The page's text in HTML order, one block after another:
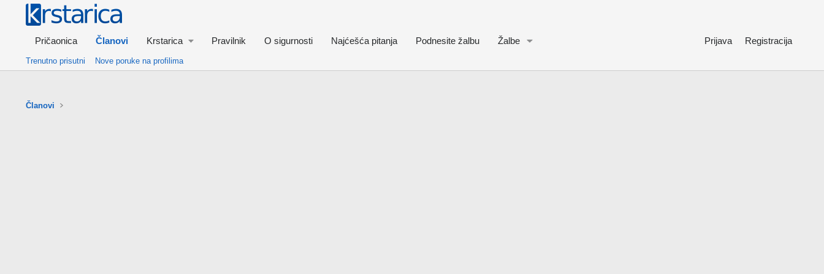
Pričaonica Članovi Krstarica Pravilnik O sigurnosti Najćešća pitanja Podnesite žalbu Žalbe Prijava Registracija
Trenutno prisutni Nove poruke na profilima
Članovi